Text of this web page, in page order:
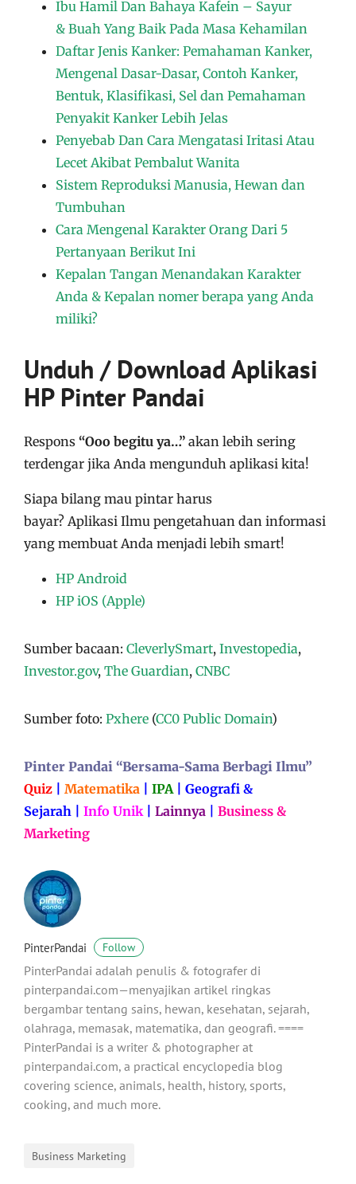
Ibu Hamil Dan Bahaya Kafein – Sayur
& Buah Yang Baik Pada Masa Kehamilan
Daftar Jenis Kanker: Pemahaman Kanker,
Mengenal Dasar-Dasar, Contoh Kanker,
Bentuk, Klasifikasi, Sel dan Pemahaman
Penyakit Kanker Lebih Jelas
Penyebab Dan Cara Mengatasi Iritasi Atau
Lecet Akibat Pembalut Wanita
Sistem Reproduksi Manusia, Hewan dan
Tumbuhan
Cara Mengenal Karakter Orang Dari 5
Pertanyaan Berikut Ini
Kepalan Tangan Menandakan Karakter
Anda & Kepalan nomer berapa yang Anda
miliki?
Unduh / Download Aplikasi
HP Pinter Pandai
Respons “Ooo begitu ya…” akan lebih sering
terdengar jika Anda mengunduh aplikasi kita!
Siapa bilang mau pintar harus
bayar? Aplikasi Ilmu pengetahuan dan informasi
yang membuat Anda menjadi lebih smart!
HP Android
HP iOS (Apple)
Sumber bacaan: CleverlySmart, Investopedia,
Investor.gov, The Guardian, CNBC
Sumber foto: Pxhere (CC0 Public Domain)
Pinter Pandai “Bersama-Sama Berbagi Ilmu”
Quiz
Matematika IPA| Geografi &
Sejarah
Info Unik Lainnya
Business &
Marketing
PinterPandai Follow
PinterPandai adalah penulis & fotografer di
pinterpandai.com—menyajikan artikel ringkas
bergambar tentang sains, hewan, kesehatan, sejarah,
olahraga, memasak, matematika, dan geografi. ====
PinterPandai is a writer & photographer at
pinterpandai.com, a practical encyclopedia blog
covering science, animals, health, history, sports,
cooking, and much more.
Business Marketing